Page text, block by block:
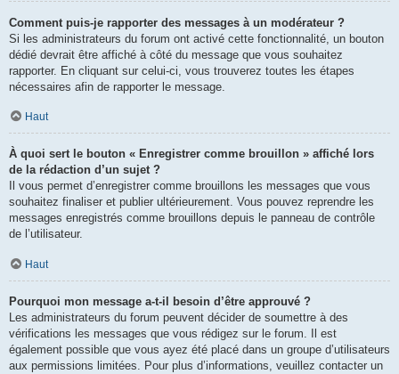
Comment puis-je rapporter des messages à un modérateur ?
Si les administrateurs du forum ont activé cette fonctionnalité, un bouton
dédié devrait être affiché à côté du message que vous souhaitez
rapporter. En cliquant sur celui-ci, vous trouverez toutes les étapes
nécessaires afin de rapporter le message.
Haut
À quoi sert le bouton « Enregistrer comme brouillon » affiché lors
de la rédaction d’un sujet ?
Il vous permet d’enregistrer comme brouillons les messages que vous
souhaitez finaliser et publier ultérieurement. Vous pouvez reprendre les
messages enregistrés comme brouillons depuis le panneau de contrôle
de l’utilisateur.
Haut
Pourquoi mon message a-t-il besoin d’être approuvé ?
Les administrateurs du forum peuvent décider de soumettre à des
vérifications les messages que vous rédigez sur le forum. Il est
également possible que vous ayez été placé dans un groupe d’utilisateurs
aux permissions limitées. Pour plus d’informations, veuillez contacter un